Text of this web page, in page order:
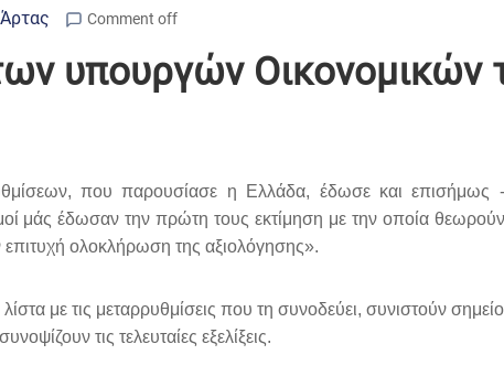
Comment off
υπουργών
που παρουσίασε η Ελλάδα, έδωσε και
μάς έδωσαν την πρώτη τους εκτίμηση με την οποία θεωρούν
επιτυχή ολοκλήρωση της αξιολόγησης».
με τις μεταρρυθμίσεις που τη συνοδεύει, συνιστούν
τις τελευταίες εξελίξεις.